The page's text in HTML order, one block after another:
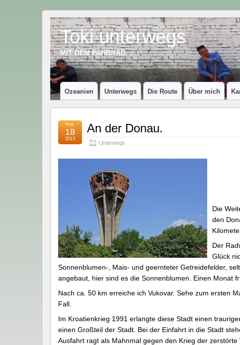
Toki unterwegs
MIT DEM FAHRRAD…
Ozeanien Unterwegs Die Route Über mich
An der Donau.
Unterwegs
Aug.
18
2013
Die
den
Der
Glück
Sonnenblumen-, Mais- und geernteter Getreidefelder,
angebaut, hier sind es die Sonnenblumen. Einen Monat
Nach ca. 50 km erreiche ich Vukovar. Sehe zum ersten
Fall.
Im Kroatienkrieg 1991 erlangte diese Stadt einen
einen Großteil der Stadt. Bei der Einfahrt in die Stadt
Ausfahrt ragt als Mahnmal gegen den Krieg der